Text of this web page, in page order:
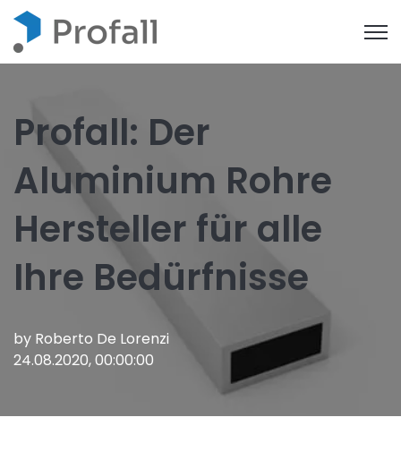
Profall: Der
Aluminium Rohre
Hersteller für alle
Ihre Bedürfnisse
by Roberto De Lorenzi
24.08.2020, 00:00:00